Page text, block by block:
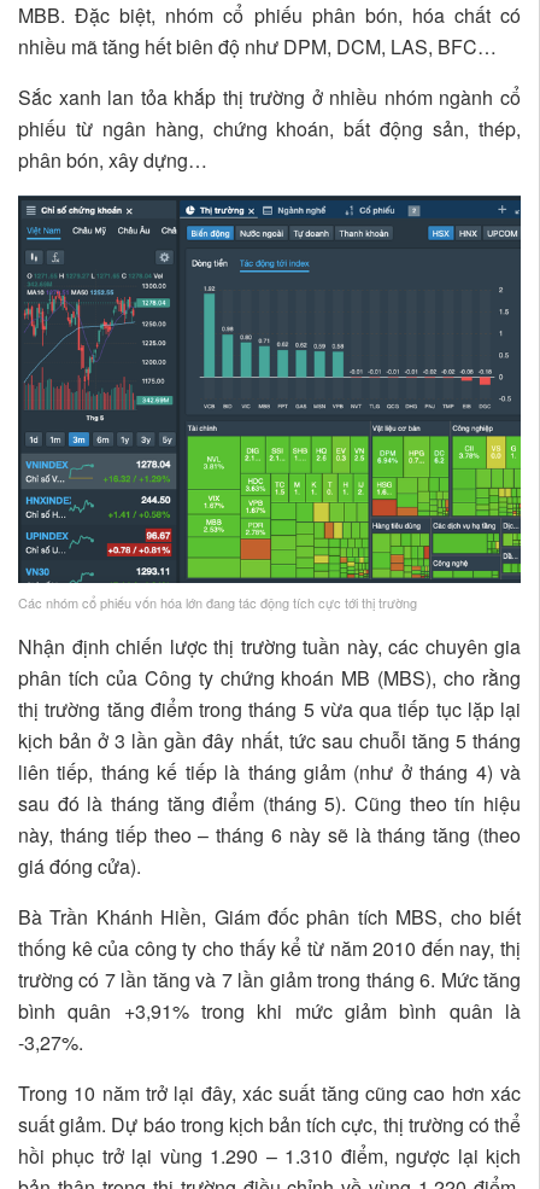
MBB. Đặc biệt, nhóm cổ phiếu phân bón, hóa chất có
nhiều mã tăng hết biên độ như DPM, DCM, LAS, BFC…
Sắc xanh lan tỏa khắp thị trường ở nhiều nhóm ngành cổ
phiếu từ ngân hàng, chứng khoán, bất động sản, thép,
phân bón, xây dựng…
Các nhóm cổ phiếu vốn hóa lớn đang tác động tích cực tới thị trường
Nhận định chiến lược thị trường tuần này, các chuyên gia
phân tích của Công ty chứng khoán MB (MBS), cho rằng
thị trường tăng điểm trong tháng 5 vừa qua tiếp tục lặp lại
kịch bản ở 3 lần gần đây nhất, tức sau chuỗi tăng 5 tháng
liên tiếp, tháng kế tiếp là tháng giảm (như ở tháng 4) và
sau đó là tháng tăng điểm (tháng 5). Cũng theo tín hiệu
này, tháng tiếp theo – tháng 6 này sẽ là tháng tăng (theo
giá đóng cửa).
Bà Trần Khánh Hiền, Giám đốc phân tích MBS, cho biết
thống kê của công ty cho thấy kể từ năm 2010 đến nay, thị
trường có 7 lần tăng và 7 lần giảm trong tháng 6. Mức tăng
bình quân +3,91% trong khi mức giảm bình quân là
-3,27%.
Trong 10 năm trở lại đây, xác suất tăng cũng cao hơn xác
suất giảm. Dự báo trong kịch bản tích cực, thị trường có thể
hồi phục trở lại vùng 1.290 – 1.310 điểm, ngược lại kịch